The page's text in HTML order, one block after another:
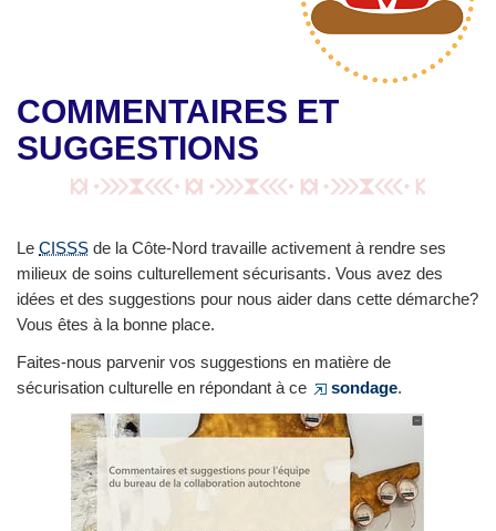
COMMENTAIRES ET
SUGGESTIONS
Le CISSS de la Côte-Nord travaille activement à rendre ses
milieux de soins culturellement sécurisants. Vous avez des
idées et des suggestions pour nous aider dans cette démarche?
Vous êtes à la bonne place.
Faites-nous parvenir vos suggestions en matière de
sécurisation culturelle en répondant à ce
sondage.